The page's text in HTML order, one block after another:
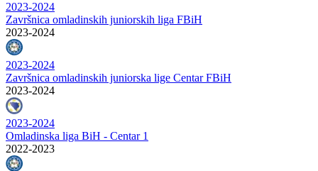
2023-2024
Završnica omladinskih juniorskih liga FBiH
2023-2024
2023-2024
Završnica omladinskih juniorska lige Centar FBiH
2023-2024
2023-2024
Omladinska liga BiH - Centar 1
2022-2023